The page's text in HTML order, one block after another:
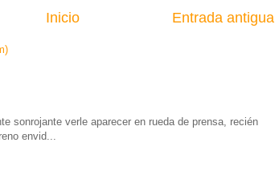
Entrada antigua
Inicio
sonrojante verle aparecer en rueda de prensa, recién
envid...